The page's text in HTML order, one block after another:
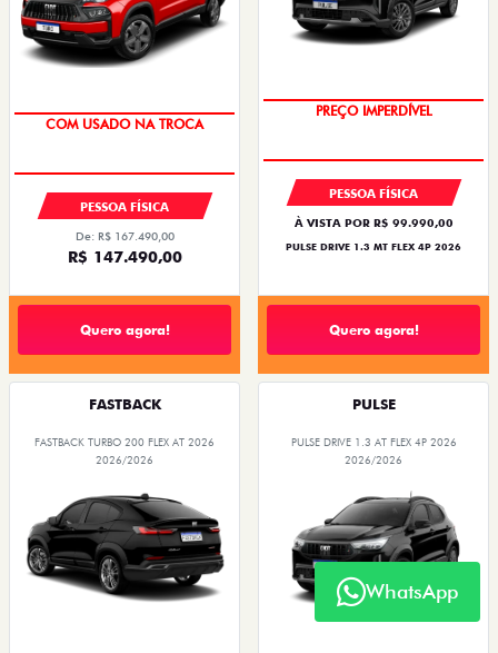
OPORTUNIDADE
PESSOA FÍSICA
De: R$ 167.490,00
R$ 147.490,00
Quero agora!
OPORTUNIDADE
PESSOA FÍSICA
À VISTA POR R$ 99.990,00
PULSE DRIVE 1.3 MT FLEX 4P 2026
Quero agora!
FASTBACK
FASTBACK TURBO 200 FLEX AT 2026
2026/2026
PULSE
PULSE DRIVE 1.3 AT FLEX 4P 2026
2026/2026
WhatsApp